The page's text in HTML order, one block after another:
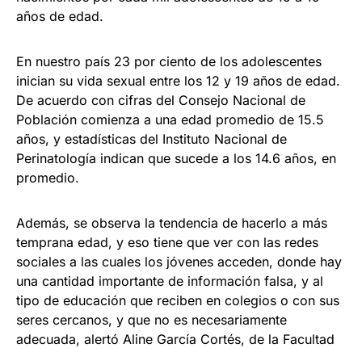
años de edad.
En nuestro país 23 por ciento de los adolescentes
inician su vida sexual entre los 12 y 19 años de edad.
De acuerdo con cifras del Consejo Nacional de
Población comienza a una edad promedio de 15.5
años, y estadísticas del Instituto Nacional de
Perinatología indican que sucede a los 14.6 años, en
promedio.
Además, se observa la tendencia de hacerlo a más
temprana edad, y eso tiene que ver con las redes
sociales a las cuales los jóvenes acceden, donde hay
una cantidad importante de información falsa, y al
tipo de educación que reciben en colegios o con sus
seres cercanos, y que no es necesariamente
adecuada, alertó Aline García Cortés, de la Facultad